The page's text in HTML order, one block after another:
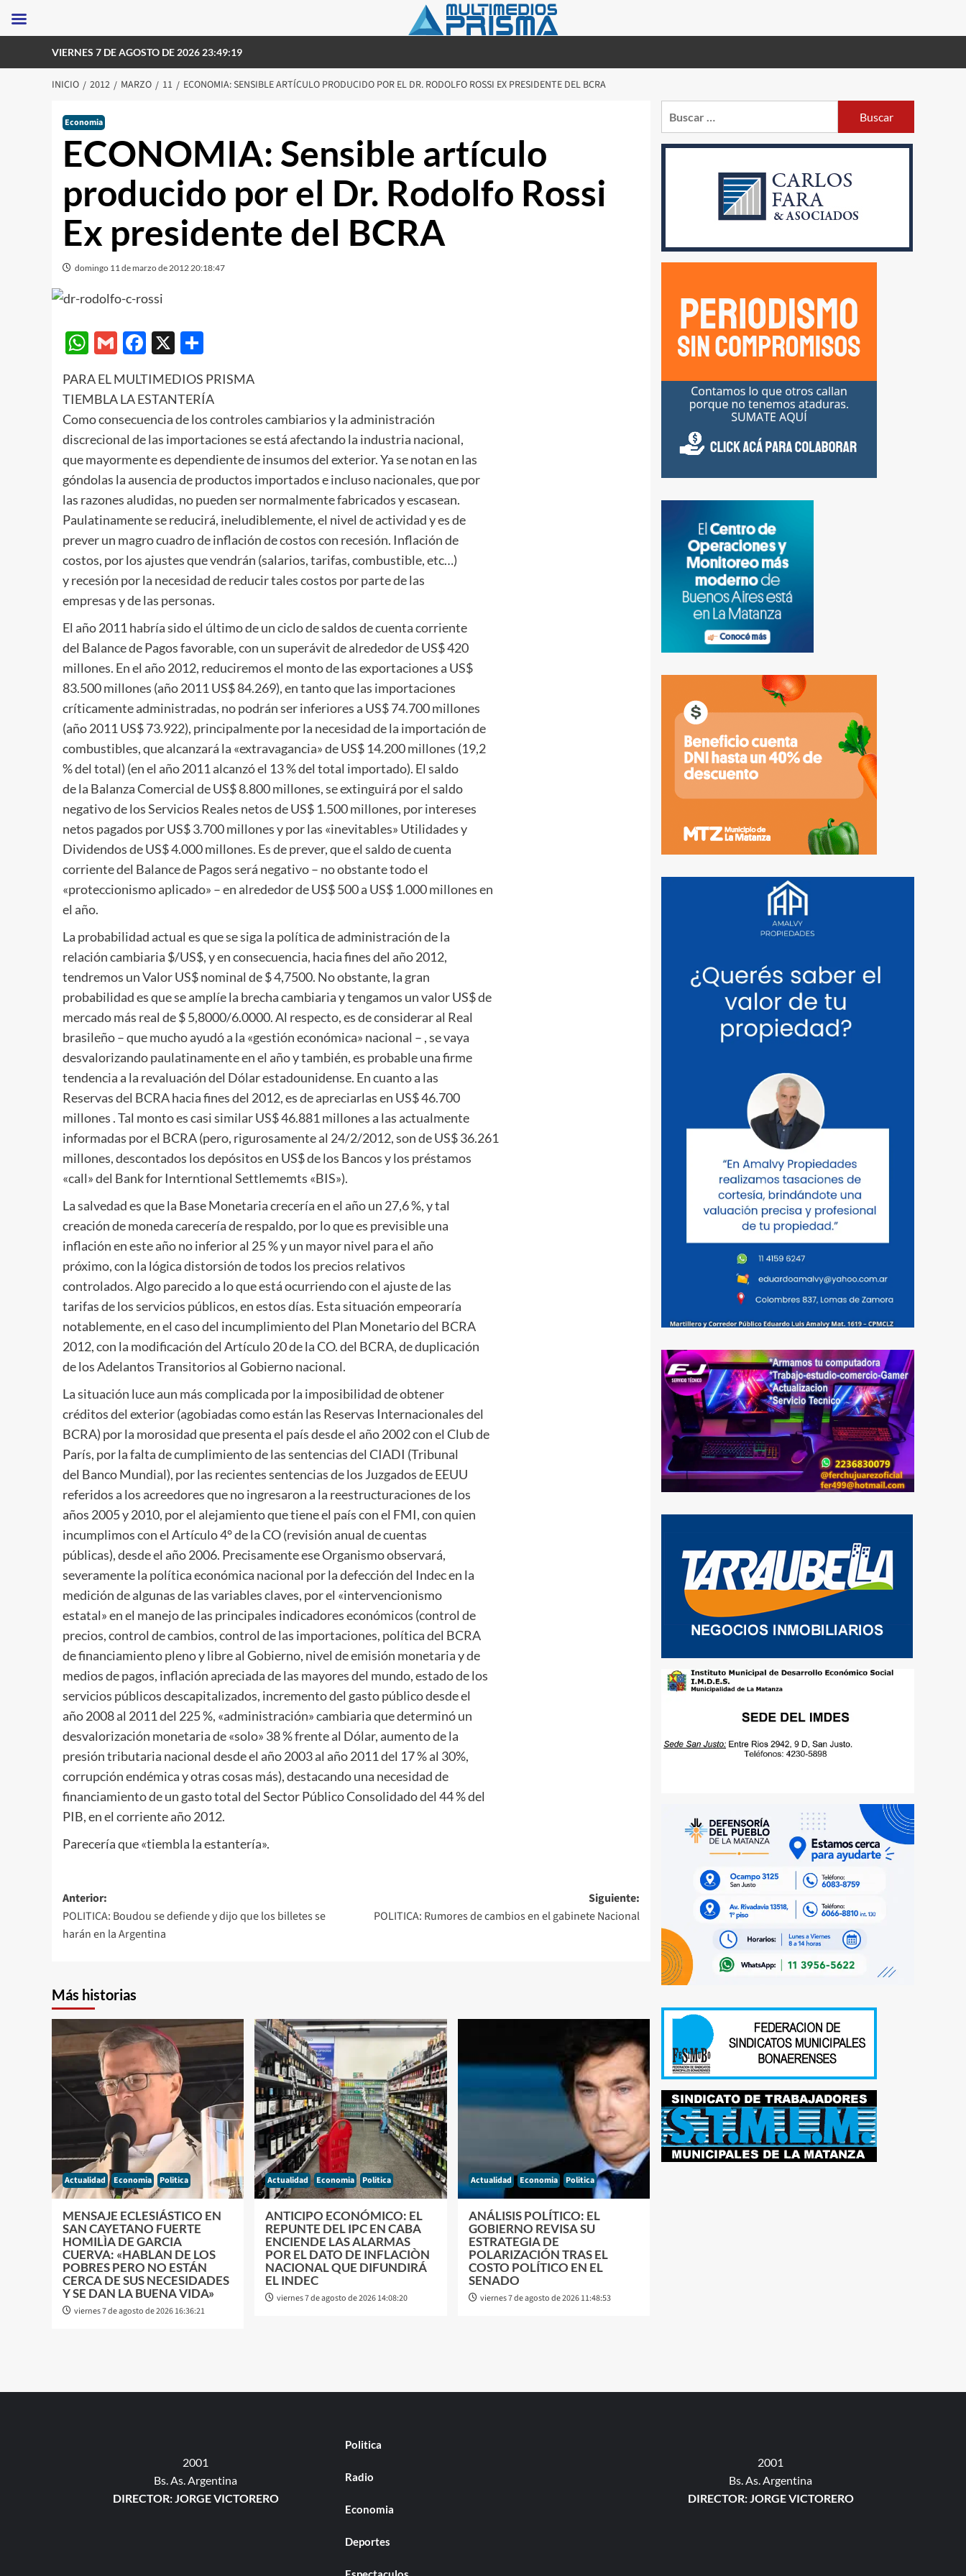
VIERNES 7 DE AGOSTO DE 2026 23:49:19
INICIO 2012 MARZO 11 ECONOMIA: SENSIBLE ARTÍCULO PRODUCIDO POR EL DR. RODOLFO ROSSI EX PRESIDENTE DEL BCRA
Economia
ECONOMIA: Sensible artículo
producido por el Dr. Rodolfo Rossi
Ex presidente del BCRA
domingo 11 de marzo de 2012 20:18:47
WhatsApp
GmailFacebook
X
PARA EL MULTIMEDIOS PRISMA
TIEMBLA LA ESTANTERÍA
Como consecuencia de los controles cambiarios y la administración
discrecional de las importaciones se está afectando la industria nacional,
que mayormente es dependiente de insumos del exterior. Ya se notan en las
góndolas la ausencia de productos importados e incluso nacionales, que por
las razones aludidas, no pueden ser normalmente fabricados y escasean.
Paulatinamente se reducirá, ineludiblemente, el nivel de actividad y es de
prever un magro cuadro de inflación de costos con recesión. Inflación de
costos, por los ajustes que vendrán (salarios, tarifas, combustible, etc…)
y recesión por la necesidad de reducir tales costos por parte de las
empresas y de las personas.
El año 2011 habría sido el último de un ciclo de saldos de cuenta corriente
del Balance de Pagos favorable, con un superávit de alrededor de US$ 420
millones. En el año 2012, reduciremos el monto de las exportaciones a US$
83.500 millones (año 2011 US$ 84.269), en tanto que las importaciones
críticamente administradas, no podrán ser inferiores a US$ 74.700 millones
(año 2011 US$ 73.922), principalmente por la necesidad de la importación de
combustibles, que alcanzará la «extravagancia» de US$ 14.200 millones (19,2
% del total) (en el año 2011 alcanzó el 13 % del total importado). El saldo
de la Balanza Comercial de US$ 8.800 millones, se extinguirá por el saldo
negativo de los Servicios Reales netos de US$ 1.500 millones, por intereses
netos pagados por US$ 3.700 millones y por las «inevitables» Utilidades y
Dividendos de US$ 4.000 millones. Es de prever, que el saldo de cuenta
corriente del Balance de Pagos será negativo – no obstante todo el
«proteccionismo aplicado» – en alrededor de US$ 500 a US$ 1.000 millones en
el año.
La probabilidad actual es que se siga la política de administración de la
relación cambiaria $/US$, y en consecuencia, hacia fines del año 2012,
tendremos un Valor US$ nominal de $ 4,7500. No obstante, la gran
probabilidad es que se amplíe la brecha cambiaria y tengamos un valor US$ de
mercado más real de $ 5,8000/6.0000. Al respecto, es de considerar al Real
brasileño – que mucho ayudó a la «gestión económica» nacional – , se vaya
desvalorizando paulatinamente en el año y también, es probable una firme
tendencia a la revaluación del Dólar estadounidense. En cuanto a las
Reservas del BCRA hacia fines del 2012, es de apreciarlas en US$ 46.700
millones . Tal monto es casi similar US$ 46.881 millones a las actualmente
informadas por el BCRA (pero, rigurosamente al 24/2/2012, son de US$ 36.261
millones, descontados los depósitos en US$ de los Bancos y los préstamos
«call» del Bank for Interntional Settlememts «BIS»).
La salvedad es que la Base Monetaria crecería en el año un 27,6 %, y tal
creación de moneda carecería de respaldo, por lo que es previsible una
inflación en este año no inferior al 25 % y un mayor nivel para el año
próximo, con la lógica distorsión de todos los precios relativos
controlados. Algo parecido a lo que está ocurriendo con el ajuste de las
tarifas de los servicios públicos, en estos días. Esta situación empeoraría
notablemente, en el caso del incumplimiento del Plan Monetario del BCRA
2012, con la modificación del Artículo 20 de la CO. del BCRA, de duplicación
de los Adelantos Transitorios al Gobierno nacional.
La situación luce aun más complicada por la imposibilidad de obtener
créditos del exterior (agobiadas como están las Reservas Internacionales del
BCRA) por la morosidad que presenta el país desde el año 2002 con el Club de
París, por la falta de cumplimiento de las sentencias del CIADI (Tribunal
del Banco Mundial), por las recientes sentencias de los Juzgados de EEUU
referidos a los acreedores que no ingresaron a la reestructuraciones de los
años 2005 y 2010, por el alejamiento que tiene el país con el FMI, con quien
incumplimos con el Artículo 4° de la CO (revisión anual de cuentas
públicas), desde el año 2006. Precisamente ese Organismo observará,
severamente la política económica nacional por la defección del Indec en la
medición de algunas de las variables claves, por el «intervencionismo
estatal» en el manejo de las principales indicadores económicos (control de
precios, control de cambios, control de las importaciones, política del BCRA
de financiamiento pleno y libre al Gobierno, nivel de emisión monetaria y de
medios de pagos, inflación apreciada de las mayores del mundo, estado de los
servicios públicos descapitalizados, incremento del gasto público desde el
año 2008 al 2011 del 225 %, «administración» cambiaria que determinó un
desvalorización monetaria de «solo» 38 % frente al Dólar, aumento de la
presión tributaria nacional desde el año 2003 al año 2011 del 17 % al 30%,
corrupción endémica y otras cosas más), destacando una necesidad de
financiamiento de un gasto total del Sector Público Consolidado del 44 % del
PIB, en el corriente año 2012.
Parecería que «tiembla la estantería».
Navegación
de
entradas
Anterior:
POLITICA: Boudou se defiende y dijo que los billetes se
harán en la Argentina
Siguiente:
POLITICA: Rumores de cambios en el gabinete Nacional
Más historias
Actualidad Economia Politica
MENSAJE ECLESIÁSTICO EN
SAN CAYETANO FUERTE
HOMILÌA DE GARCIA
CUERVA: «HABLAN DE LOS
POBRES PERO NO ESTÁN
CERCA DE SUS NECESIDADES
Y SE DAN LA BUENA VIDA»
viernes 7 de agosto de 2026 16:36:21
Actualidad Economia Politica
ANTICIPO ECONÓMICO: EL
REPUNTE DEL IPC EN CABA
ENCIENDE LAS ALARMAS
POR EL DATO DE INFLACIÒN
NACIONAL QUE DIFUNDIRÁ
EL INDEC
viernes 7 de agosto de 2026 14:08:20
Actualidad Economia Politica
ANÁLISIS POLÍTICO: EL
GOBIERNO REVISA SU
ESTRATEGIA DE
POLARIZACIÓN TRAS EL
COSTO POLÍTICO EN EL
SENADO
viernes 7 de agosto de 2026 11:48:53
2001
Bs. As. Argentina
DIRECTOR: JORGE VICTORERO
Politica
Radio
Economia
Deportes
2001
Bs. As. Argentina
DIRECTOR: JORGE VICTORERO